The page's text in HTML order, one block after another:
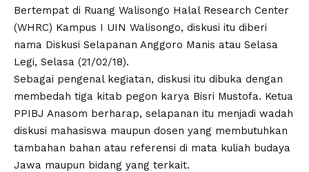
Bertempat di Ruang Walisongo Halal Research Center
(WHRC) Kampus I UIN Walisongo, diskusi itu diberi
nama Diskusi Selapanan Anggoro Manis atau Selasa
Legi, Selasa (21/02/18).
Sebagai pengenal kegiatan, diskusi itu dibuka dengan
membedah tiga kitab pegon karya Bisri Mustofa. Ketua
PPIBJ Anasom berharap, selapanan itu menjadi wadah
diskusi mahasiswa maupun dosen yang membutuhkan
tambahan bahan atau referensi di mata kuliah budaya
Jawa maupun bidang yang terkait.